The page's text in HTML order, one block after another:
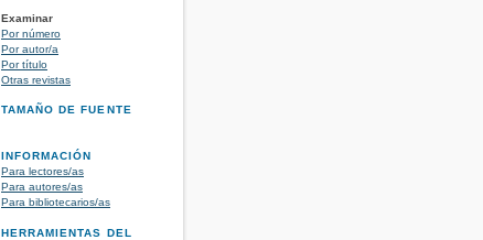
Examinar
Por número
Por autor/a
Por título
Otras revistas
TAMAÑO DE FUENTE
INFORMACIÓN
Para lectores/as
Para autores/as
Para bibliotecarios/as
HERRAMIENTAS DEL